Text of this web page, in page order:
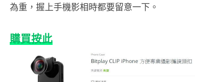
為重，握上手機影相時都要留意一下。
購買按此